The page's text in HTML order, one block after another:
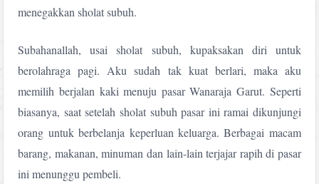
menegakkan sholat subuh.
Subahanallah, usai sholat subuh, kupaksakan diri untuk
berolahraga pagi. Aku sudah tak kuat berlari, maka aku
memilih berjalan kaki menuju pasar Wanaraja Garut. Seperti
biasanya, saat setelah sholat subuh pasar ini ramai dikunjungi
orang untuk berbelanja keperluan keluarga. Berbagai macam
barang, makanan, minuman dan lain-lain terjajar rapih di pasar
ini menunggu pembeli.